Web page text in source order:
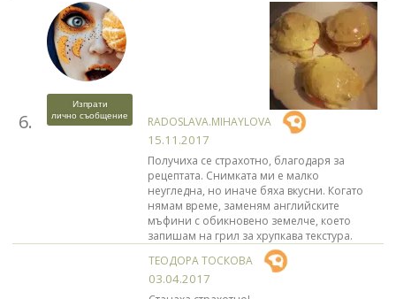
6.
Изпрати
лично съобщение
RADOSLAVA.MIHAYLOVA
15.11.2017
Получиха се страхотно, благодаря за
рецептата. Снимката ми е малко
неугледна, но иначе бяха вкусни. Когато
нямам време, заменям английските
мъфини с обикновено земелче, което
запишам на грил за хрупкава текстура.
ТЕОДОРА ТОСКОВА
03.04.2017